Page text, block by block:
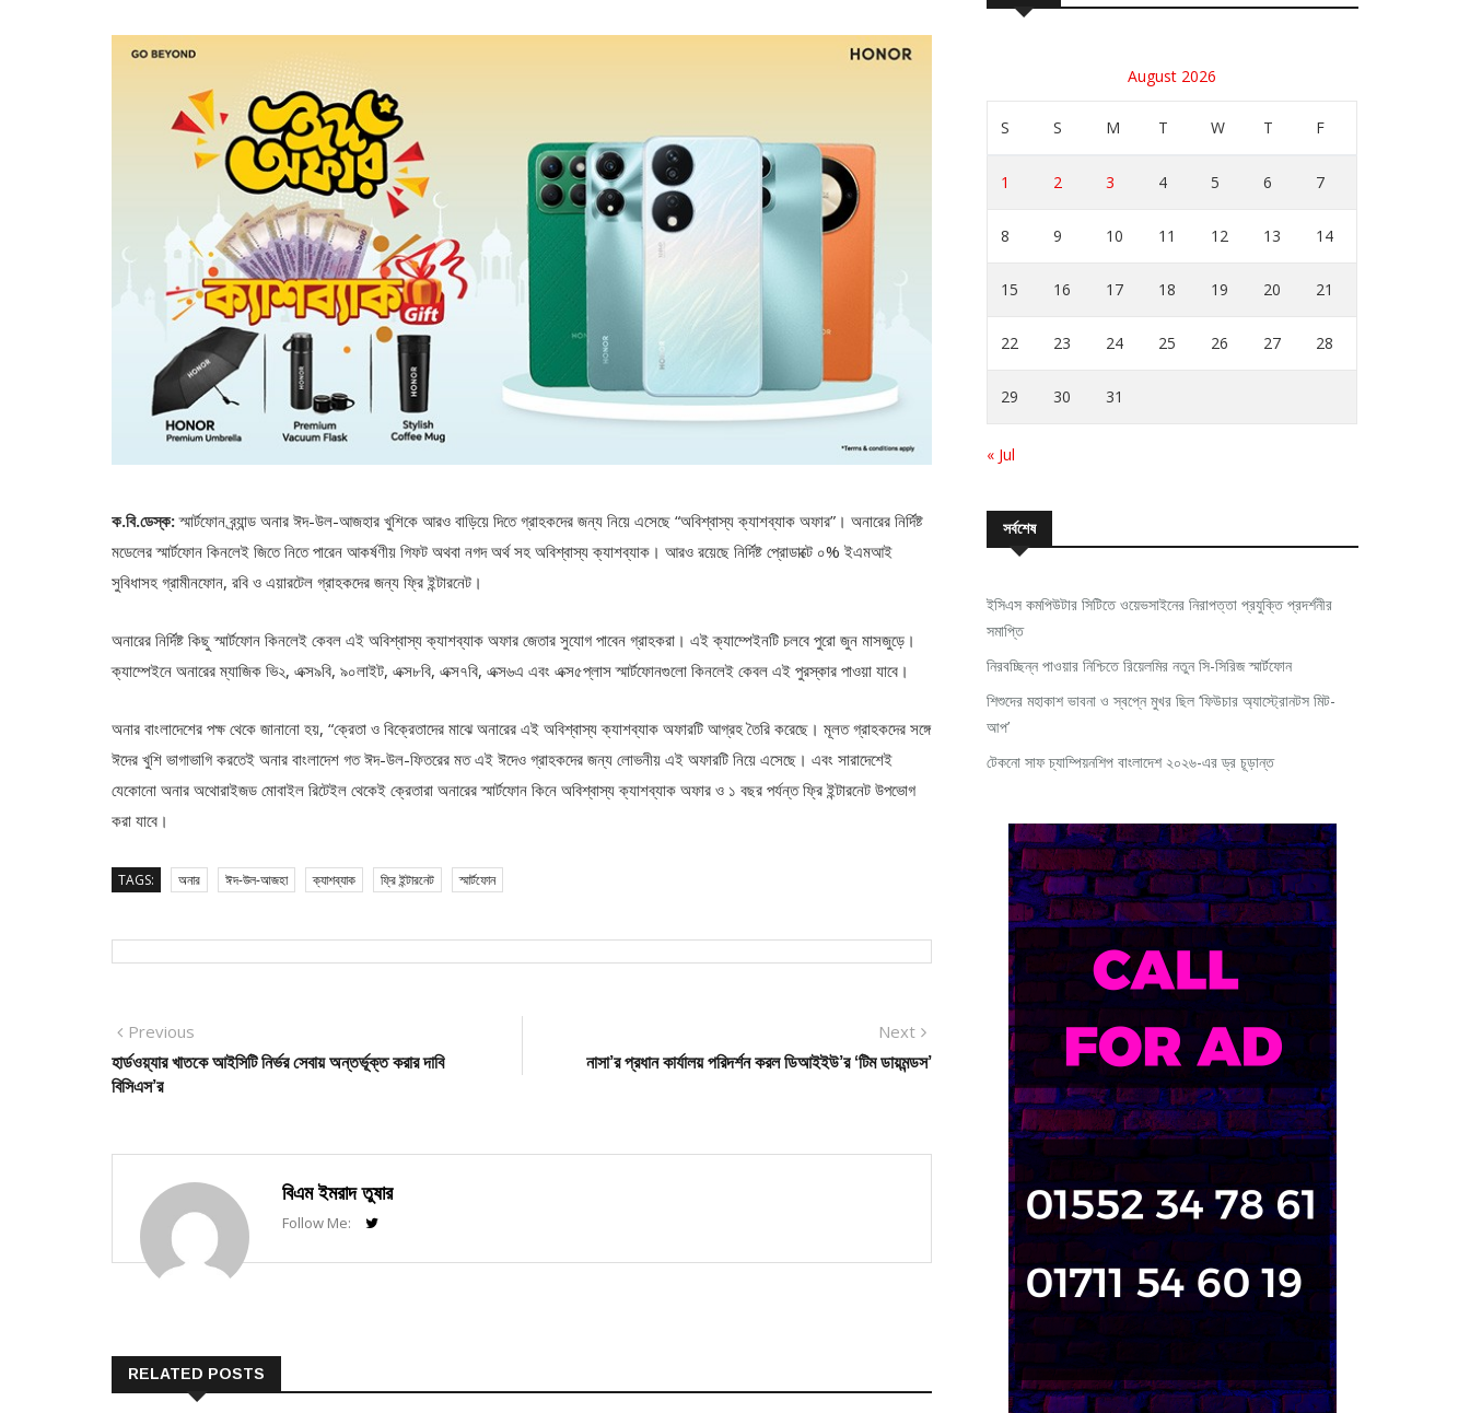
ক.বি.ডেস্ক:স্মার্টফোন ব্র্যান্ড অনার ঈদ-উল-আজহার খুশিকে আরও বাড়িয়ে দিতে গ্রাহকদের জন্য নিয়ে এসেছে “অবিশ্বাস্য ক্যাশব্যাক অফার”। অনারের নির্দিষ্ট
মডেলের স্মার্টফোন কিনলেই জিতে নিতে পারেন আকর্ষণীয় গিফট অথবা নগদ অর্থ সহ অবিশ্বাস্য ক্যাশব্যাক। আরও রয়েছে নির্দিষ্ট প্রোডাক্টে ০% ইএমআই
সুবিধাসহ গ্রামীনফোন, রবি ও এয়ারটেল গ্রাহকদের জন্য ফ্রি ইন্টারনেট।
অনারের নির্দিষ্ট কিছু স্মার্টফোন কিনলেই কেবল এই অবিশ্বাস্য ক্যাশব্যাক অফার জেতার সুযোগ পাবেন গ্রাহকরা। এই ক্যাম্পেইনটি চলবে পুরো জুন মাসজুড়ে।
ক্যাম্পেইনে অনারের ম্যাজিক ভি২, এক্স৯বি, ৯০লাইট, এক্স৮বি, এক্স৭বি, এক্স৬এ এবং এক্স৫প্লাস স্মার্টফোনগুলো কিনলেই কেবল এই পুরস্কার পাওয়া যাবে।
অনার বাংলাদেশের পক্ষ থেকে জানানো হয়, “ক্রেতা ও বিক্রেতাদের মাঝে অনারের এই অবিশ্বাস্য ক্যাশব্যাক অফারটি আগ্রহ তৈরি করেছে। মূলত গ্রাহকদের সঙ্গে
ঈদের খুশি ভাগাভাগি করতেই অনার বাংলাদেশ গত ঈদ-উল-ফিতরের মত এই ঈদেও গ্রাহকদের জন্য লোভনীয় এই অফারটি নিয়ে এসেছে। এবং সারাদেশেই
যেকোনো অনার অথোরাইজড মোবাইল রিটেইল থেকেই ক্রেতারা অনারের স্মার্টফোন কিনে অবিশ্বাস্য ক্যাশব্যাক অফার ও ১ বছর পর্যন্ত ফ্রি ইন্টারনেট উপভোগ
করা যাবে।
TAGS: অনার ঈদ-উল-আজহা ক্যাশব্যাক ফ্রি ইন্টারনেট স্মার্টফোন
Post
navigation
Previous
post:
হার্ডওয়্যার খাতকে আইসিটি নির্ভর সেবায় অন্তর্ভূক্ত করার দাবি
বিসিএস’র
Next
post:
নাসা’র প্রধান কার্যালয় পরিদর্শন করল ডিআইইউ’র ‘টিম ডায়মন্ডস’
বিএম ইমরাদ তুষার
Follow Me:
RELATED POSTS
August 2026
S S M T W T F
1 2 3 4 5 6 7
8 9 10 11 12 13 14
15 16 17 18 19 20 21
22 23 24 25 26 27 28
29 30 31
« Jul
সর্বশেষ
ইসিএস কমপিউটার সিটিতে ওয়েভসাইনের নিরাপত্তা প্রযুক্তি প্রদর্শনীর
সমাপ্তি
নিরবচ্ছিন্ন পাওয়ার নিশ্চিতে রিয়েলমির নতুন সি-সিরিজ স্মার্টফোন
শিশুদের মহাকাশ ভাবনা ও স্বপ্নে মুখর ছিল ‘ফিউচার অ্যাস্ট্রোনটস মিট-
আপ’
টেকনো সাফ চ্যাম্পিয়নশিপ বাংলাদেশ ২০২৬-এর ড্র চূড়ান্ত